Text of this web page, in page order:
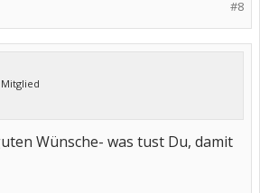
#8
Wünsche- was tust Du, damit